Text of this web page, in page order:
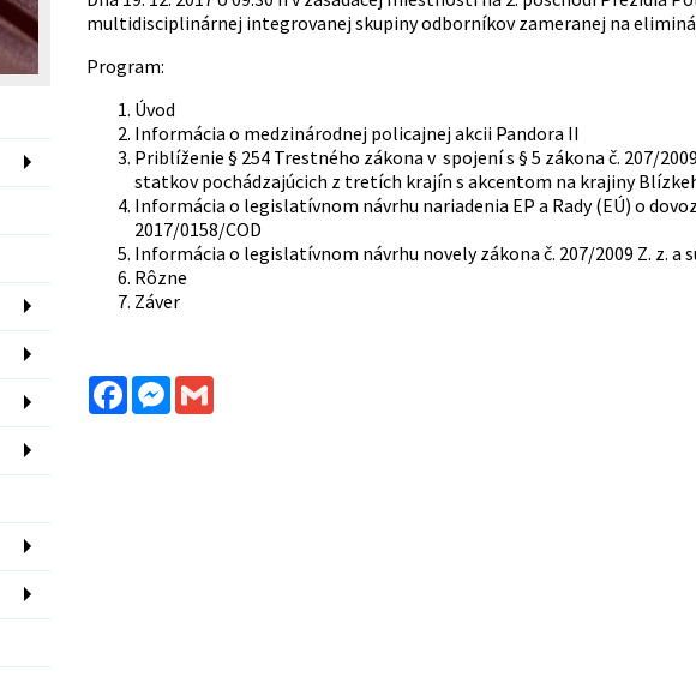
multidisciplinárnej integrovanej skupiny odborníkov zameranej na
Program:
Úvod
Informácia o medzinárodnej policajnej akcii Pandora II
Priblíženie § 254 Trestného zákona v spojení s § 5 zákona č. 207/
statkov pochádzajúcich z tretích krajín s akcentom na krajiny
Informácia o legislatívnom návrhu nariadenia EP a Rady (EÚ) o
2017/0158/COD
Informácia o legislatívnom návrhu novely zákona č. 207/2009 Z. z. a
Rôzne
Záver
FacebookMessenger
Gmail